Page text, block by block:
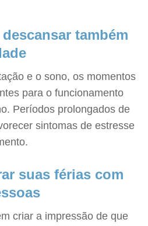
também
e o sono, os momentos
para o funcionamento
Períodos prolongados de
sintomas de estresse
suas férias com
criar a impressão de que